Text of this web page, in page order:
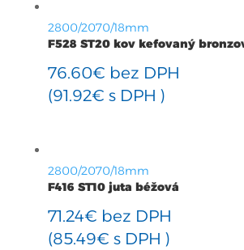
2800/2070/18mm
F528 ST20 kov kefovaný
76.60€ bez DPH
(91.92€ s DPH )
2800/2070/18mm
F416 ST10 juta béžová
71.24€ bez DPH
(85.49€ s DPH )